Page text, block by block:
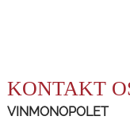
KONTAKT
VINMONOPOLET